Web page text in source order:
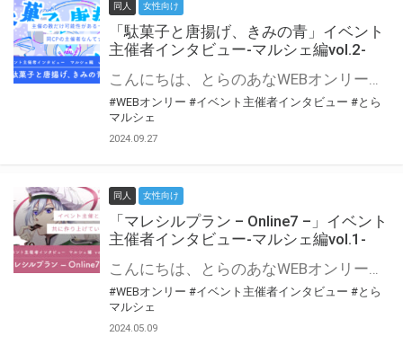
同人 女性向け
「駄菓子と唐揚げ、きみの青」イベント
主催者インタビュー-マルシェ編vol.2-
こんにちは、とらのあなWEBオンリー運営スタッフです。 新たにお届けする、イベント主催者インタビュー-マルシェ編-は、 とらのあなWEBオンリー「マルシェ」をご利用の主催様に 「マルシェ」を使ってイベントを開催した感想や心がけをお聞きする企画です。 今回は、WEBオンリー初開催「駄菓子と唐揚げ、きみの青」より、 主催のぎこ六屋様にお話を伺いました。 協力：ぎこ六屋様／イベント公式Twitter（@krkgwks） とらのあなWEBオンリー「マルシェ」とは？ WEBオンリーでリアルタイムでコミュニケーションがとれるオンライン会場です。
#WEBオンリー #イベント主催者インタビュー #とら
マルシェ
2024.09.27
同人 女性向け
「マレシルプラン – Online7 –」イベント
主催者インタビュー-マルシェ編vol.1-
こんにちは、とらのあなWEBオンリー運営スタッフです。 新たにお届けする、イベント主催者インタビュー-マルシェ編-は、 とらのあなWEBオンリー「マルシェ」をご利用した主催様に 「マルシェ」を使って開催した感想や心がけをお聞きする企画です。 今回は、WEBオンリー開催7回目迎えた「マレシルプラン – Online7 –」より、 主催の玉川うた様にお話を伺いました。 ▼マレシルプランのインタビュー前回記事 「イベント主催者インタビュー vol.6」はこちら 協力：玉川うた様（マレシルプラン実行委員会 代表）／イベント公式Twitter（@mallesil_plan） とらのあなWEBオンリー「マルシェ」とは？ WEBオンリーでリアルタイムでコミュニケーションがとれるオンライン会場です。
#WEBオンリー #イベント主催者インタビュー #とら
マルシェ
2024.05.09